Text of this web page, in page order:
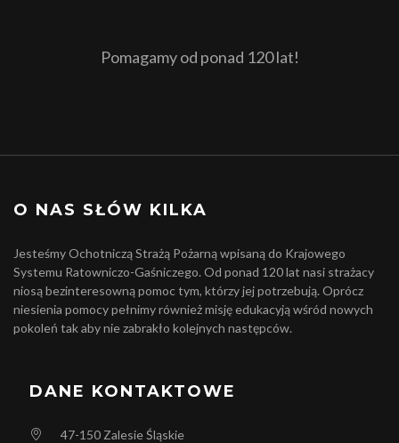
Pomagamy od ponad 120 lat!
O NAS SŁÓW KILKA
Jesteśmy Ochotniczą Strażą Pożarną wpisaną do Krajowego
Systemu Ratowniczo-Gaśniczego. Od ponad 120 lat nasi strażacy
niosą bezinteresowną pomoc tym, którzy jej potrzebują. Oprócz
niesienia pomocy pełnimy również misję edukacyją wśród nowych
pokoleń tak aby nie zabrakło kolejnych następców.
DANE KONTAKTOWE
47-150 Zalesie Śląskie